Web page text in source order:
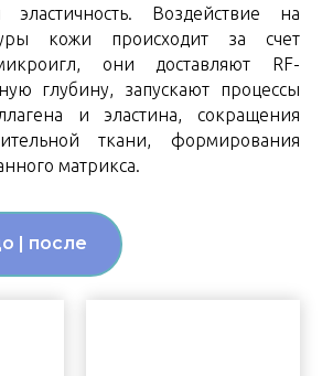
Воздействие на
кожи происходит за счет
они доставляют RF-
глубину, запускают процессы
и эластина, сокращения
ткани, формирования
матрикса.
| после